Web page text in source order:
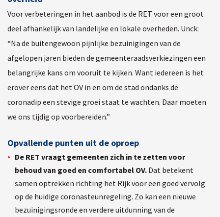
Voor verbeteringen in het aanbod is de RET voor een groot
deel afhankelijk van landelijke en lokale overheden. Unck:
“Na de buitengewoon pijnlijke bezuinigingen van de
afgelopen jaren bieden de gemeenteraadsverkiezingen een
belangrijke kans om vooruit te kijken. Want iedereen is het
erover eens dat het OV in en om de stad ondanks de
coronadip een stevige groei staat te wachten. Daar moeten
we ons tijdig op voorbereiden.”
Opvallende punten uit de oproep
De RET vraagt gemeenten zich in te zetten voor
behoud van goed en comfortabel OV. Dat betekent
samen optrekken richting het Rijk voor een goed vervolg
op de huidige coronasteunregeling. Zo kan een nieuwe
bezuinigingsronde en verdere uitdunning van de